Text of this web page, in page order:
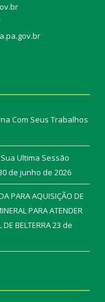
Com Seus Trabalhos
Ultima Sessão
de junho de 2026
PARA AQUISIÇÃO DE
PARA ATENDER
BELTERRA23 de